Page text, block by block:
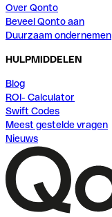
Over Qonto
Beveel Qonto aan
Duurzaam ondernemen
HULPMIDDELEN
Blog
ROI- Calculator
Swift Codes
Meest gestelde vragen
Nieuws